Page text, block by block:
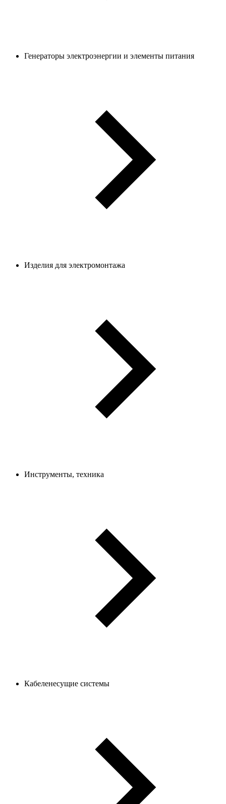
Генераторы электроэнергии и элементы питания
Изделия для электромонтажа
Инструменты, техника
Кабеленесущие системы